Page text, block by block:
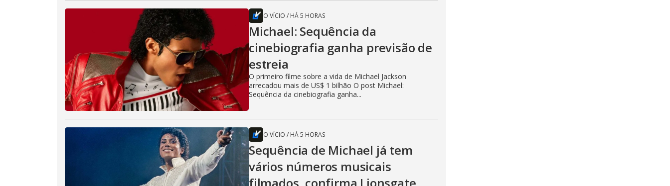
O VÍCIO / HÁ 5 HORAS
Michael: Sequência da
cinebiografia ganha previsão de
estreia
O primeiro filme sobre a vida de Michael Jackson
arrecadou mais de US$ 1 bilhão O post Michael:
Sequência da cinebiografia ganha...
O VÍCIO / HÁ 5 HORAS
Sequência de Michael já tem
vários números musicais